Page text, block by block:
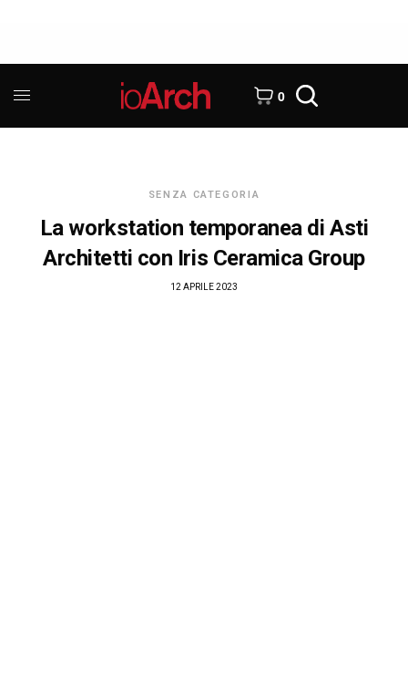
0
SENZA CATEGORIA
La workstation temporanea di Asti
Architetti con Iris Ceramica Group
12 APRILE 2023